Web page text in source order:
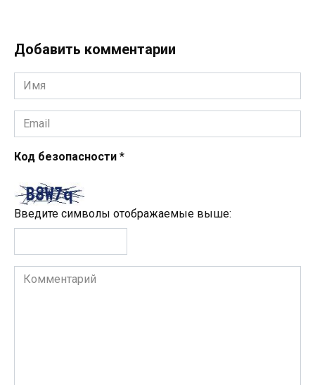
Добавить комментарии
Имя
*
Email
*
Код безопасности *
Введите символы отображаемые выше:
Комментарий